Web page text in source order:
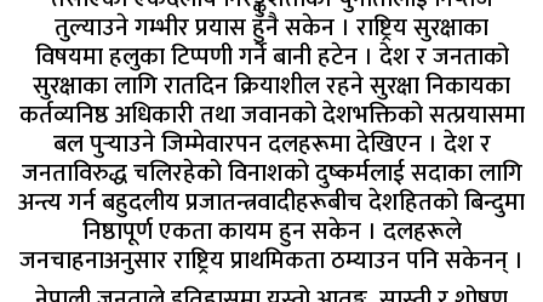
तुल्याउने गम्भीर प्रयास हुनै सकेन । राष्ट्रिय सुरक्षाका
विषयमा हलुका टिप्पणी गर्ने बानी हटेन । देश र जनताको
सुरक्षाका लागि रातदिन क्रियाशील रहने सुरक्षा निकायका
कर्तव्यनिष्ठ अधिकारी तथा जवानको देशभक्तिको सत्प्रयासमा
बल पुर्‍याउने जिम्मेवारपन दलहरूमा देखिएन । देश र
जनताविरुद्ध चलिरहेको विनाशको दुष्कर्मलाई सदाका लागि
अन्त्य गर्न बहुदलीय प्रजातन्त्रवादीहरूबीच देशहितको बिन्दुमा
निष्ठापूर्ण एकता कायम हुन सकेन । दलहरूले
जनचाहनाअनुसार राष्ट्रिय प्राथमिकता ठम्याउन पनि सकेनन् ।